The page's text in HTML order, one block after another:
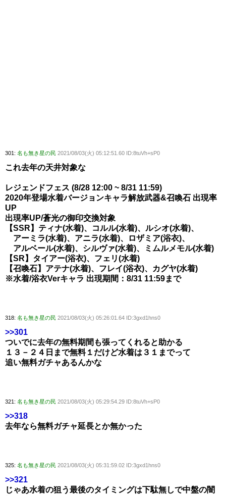
301: 名も無き星の民 2021/08/03(火) 05:12:51.60 ID:8tuVh+sP0
これ去年の天井対象な
レジェンドフェス (8/28 12:00 ~ 8/31 11:59)
2020年登場水着バージョンキャラ解放武器&召喚石 出現率
UP
出現率UP/蒼光の御印交換対象
【SSR】ティナ(水着)、コルル(水着)、ルシオ(水着)、
アーミラ(水着)、アニラ(水着)、ロザミア(浴衣)、
アルベール(水着)、シルヴァ(水着)、ミムルメモル(水着)
【SR】タイアー(浴衣)、フェリ(水着)
【召喚石】アテナ(水着)、フレイ(浴衣)、カグヤ(水着)
※水着/浴衣Verキャラ 出現期間：8/31 11:59まで
318: 名も無き星の民 2021/08/03(火) 05:26:01.64 ID:3gxd1hns0
>>301
ついでに去年の無料期間も張ってくれると助かる
１３－２４日まで無料１だけど水着は３１までって
追い無料ガチャあるんかな
321: 名も無き星の民 2021/08/03(火) 05:29:54.29 ID:8tuVh+sP0
>>318
去年なら無料ガチャ延長とか無かった
325: 名も無き星の民 2021/08/03(火) 05:31:59.02 ID:3gxd1hns0
>>321
じゃあ水着の狙う最後のタイミングは下駄無しで中盤の闇